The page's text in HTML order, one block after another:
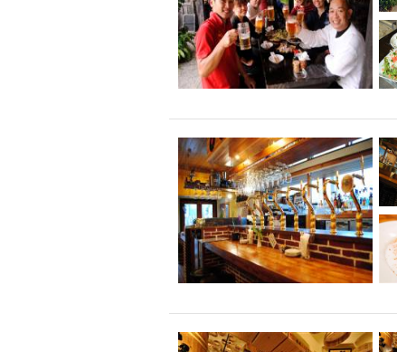
綺麗orお洒落なト
クラフトビール
壺川駅周辺
秋